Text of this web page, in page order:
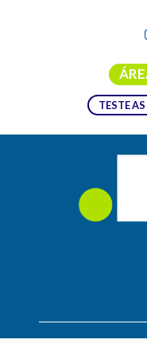
TESTE
Os formandos no final